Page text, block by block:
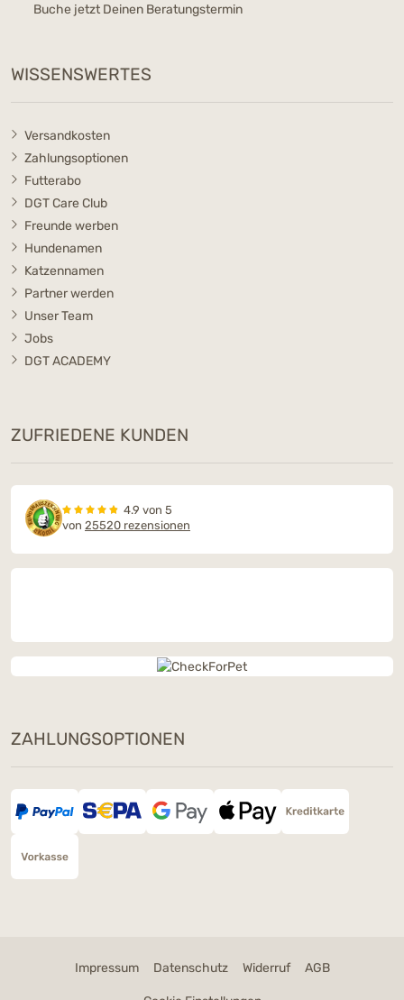
Buche jetzt Deinen Beratungstermin
WISSENSWERTES
Versandkosten
Zahlungsoptionen
Futterabo
DGT Care Club
Freunde werben
Hundenamen
Katzennamen
Partner werden
Unser Team
Jobs
DGT ACADEMY
ZUFRIEDENE KUNDEN
4.9 von 5
von 25520 rezensionen
ZAHLUNGSOPTIONEN
Impressum Datenschutz Widerruf AGB
Deinen Gratis-Snack – nur solange der Vorrat